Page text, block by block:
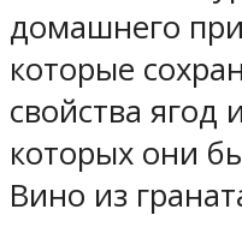
домашнего
которые
свойства ягод
которых они
Вино из